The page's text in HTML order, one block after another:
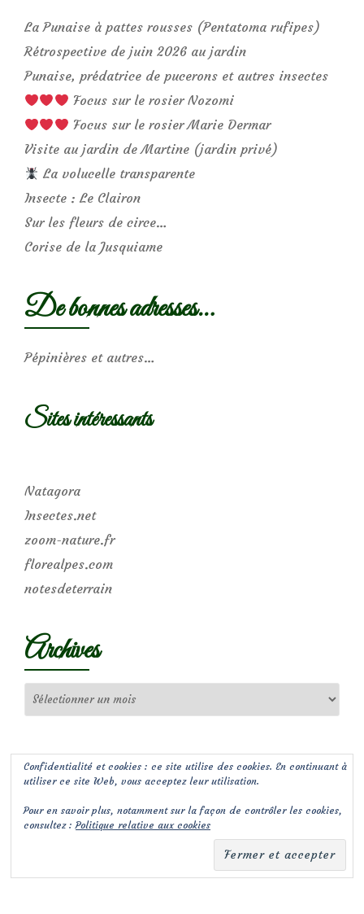
La Punaise à pattes rousses (Pentatoma rufipes)
Rétrospective de juin 2026 au jardin
Punaise, prédatrice de pucerons et autres insectes
Focus sur le rosier Nozomi
Focus sur le rosier Marie Dermar
Visite au jardin de Martine (jardin privé)
La volucelle transparente
Insecte : Le Clairon
Sur les fleurs de circe…
Corise de la Jusquiame
De bonnes adresses…
Pépinières et autres…
Sites intéressants
Natagora
Insectes.net
zoom-nature.fr
florealpes.com
notesdeterrain
Archives
Confidentialité et cookies : ce site utilise des cookies. En continuant à
utiliser ce site Web, vous acceptez leur utilisation.
Pour en savoir plus, notamment sur la façon de contrôler les cookies,
consultez :Politique relative aux cookies